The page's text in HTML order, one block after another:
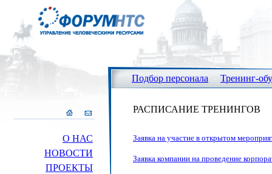
О НАС
НОВОСТИ
ПРОЕКТЫ
Подбор персонала Тренинг-
РАСПИСАНИЕ ТРЕНИНГОВ
Заявка на участие в открытом
Заявка компании на проведение